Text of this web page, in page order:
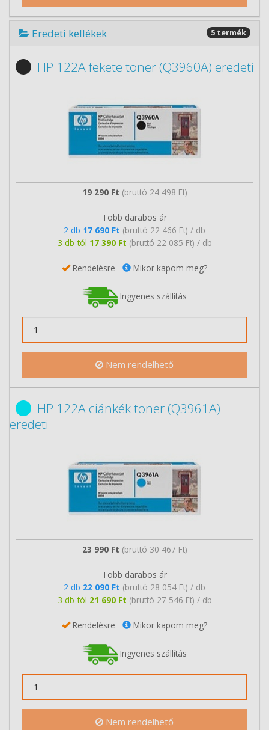
Eredeti kellékek 5 termék
HP 122A fekete toner (Q3960A) eredeti
19 290 Ft (bruttó 24 498 Ft)
Több darabos ár
2 db 17 690 Ft (bruttó 22 466 Ft) / db
3 db-tól 17 390 Ft (bruttó 22 085 Ft) / db
Rendelésre Mikor kapom meg?
Ingyenes szállítás
Nem rendelhető
HP 122A ciánkék toner (Q3961A)
eredeti
23 990 Ft (bruttó 30 467 Ft)
Több darabos ár
2 db 22 090 Ft (bruttó 28 054 Ft) / db
3 db-tól 21 690 Ft (bruttó 27 546 Ft) / db
Rendelésre Mikor kapom meg?
Ingyenes szállítás
Nem rendelhető